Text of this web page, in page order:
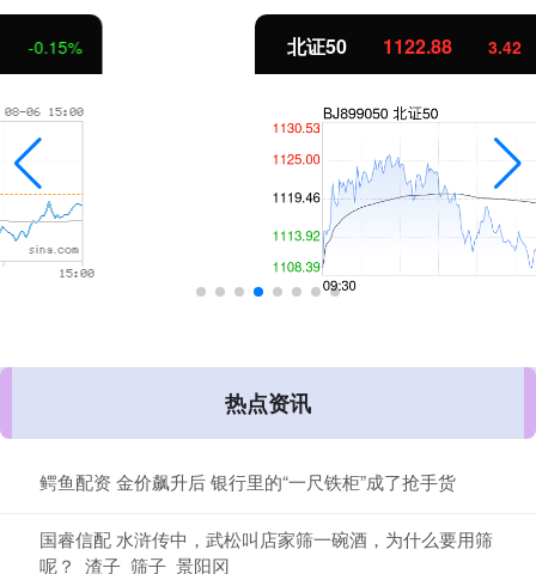
3.42 0.30%
热点资讯
鳄鱼配资 金价飙升后 银行里的“一尺铁柜”成了抢手货
国睿信配 水浒传中，武松叫店家筛一碗酒，为什么要用筛
呢？_渣子_筛子_景阳冈